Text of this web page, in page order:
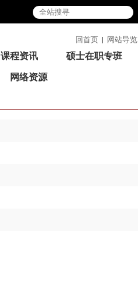
回首页 | 网站导览
课程资讯
硕士在职专班
网络资源